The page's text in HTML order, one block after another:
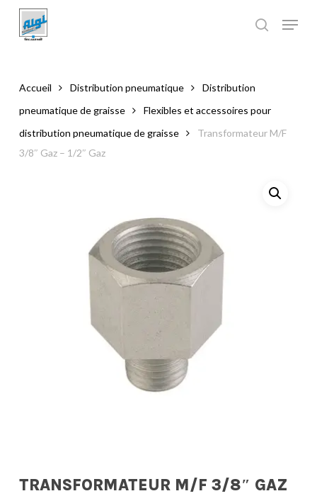
main
Accueil Distribution pneumatique
Distribution
pneumatique de graisse
Flexibles et accessoires pour
distribution pneumatique de graisse
Transformateur M/F
3/8″ Gaz – 1/2″ Gaz
TRANSFORMATEUR M/F 3/8″ GAZ